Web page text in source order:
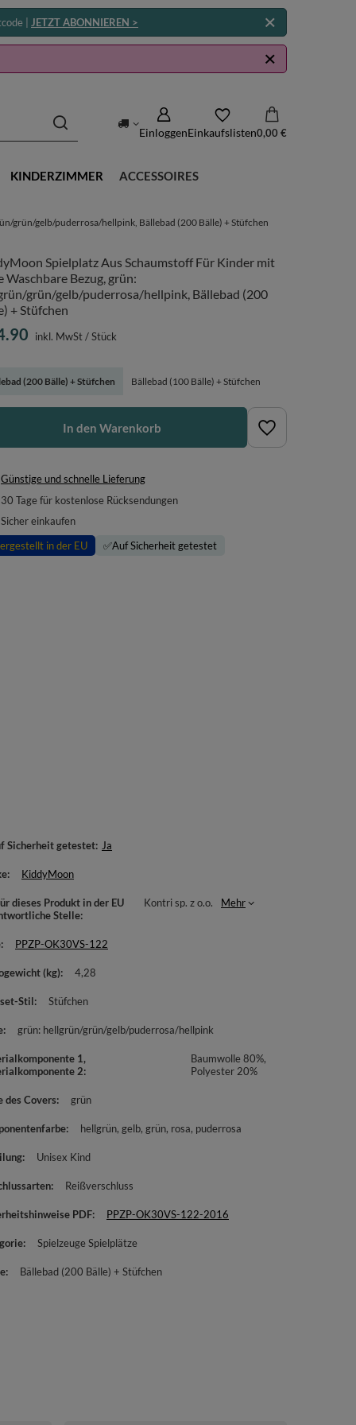
| JETZT ABONNIEREN >
EinloggenEinkaufslisten0,00 €
KINDERZIMMER ACCESSOIRES
grün/gelb/puderrosa/hellpink, Bällebad (200 Bälle) + Stüfchen
Spielplatz Aus Schaumstoff Für Kinder mit
Waschbare Bezug, grün:
grün/gelb/puderrosa/hellpink, Bällebad (200
+ Stüfchen
(200 Bälle) + Stüfchen Bällebad (100 Bälle) + Stüfchen
inkl. MwSt/Stück
In den Warenkorb
Günstige und schnelle Lieferung
30 Tage für kostenlose Rücksendungen
Sicher einkaufen
in der EU ✅Auf Sicherheit getestet
Sicherheit getestet Ja
KiddyMoon
dieses Produkt in der EU
Stelle
Kontri sp. z o.o. Mehr
PPZP-OK30VS-122
(kg) 4,28
Stil Stüfchen
grün: hellgrün/grün/gelb/puderrosa/hellpink
1,
2
Baumwolle 80%,
Polyester 20%
des Covers grün
hellgrün gelb grün rosa puderrosa
Unisex Kind
Reißverschluss
PDF PPZP-OK30VS-122-2016
Spielzeuge Spielplätze
Bällebad (200 Bälle) + Stüfchen